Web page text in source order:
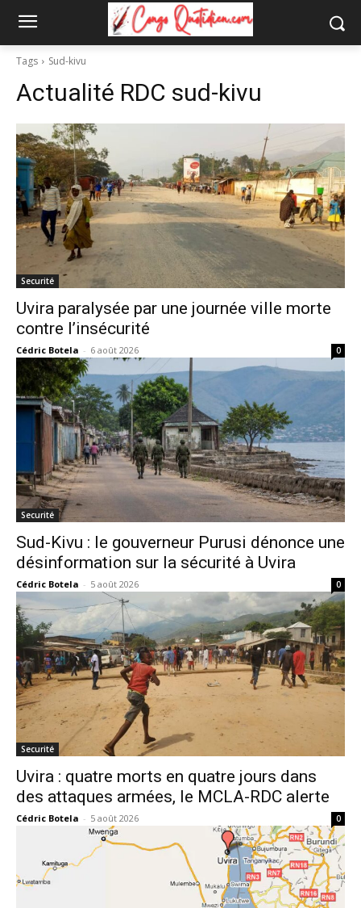
Tags Sud-kivu
Actualité RDC sud-kivu
Securité
Uvira paralysée par une journée ville morte
contre l’insécurité
Cédric Botela - 6 août 2026 0
Securité
Sud-Kivu : le gouverneur Purusi dénonce une
désinformation sur la sécurité à Uvira
Cédric Botela - 5 août 2026 0
Securité
Uvira : quatre morts en quatre jours dans
des attaques armées, le MCLA-RDC alerte
Cédric Botela - 5 août 2026 0